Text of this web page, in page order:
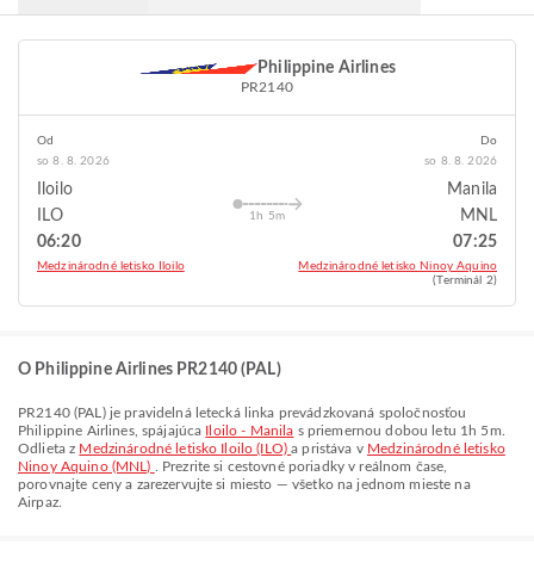
Philippine Airlines
PR2140
Od
so 8. 8. 2026
Iloilo
ILO
06:20
Medzinárodné letisko Iloilo
1h 5m
Do
so 8. 8. 2026
Manila
MNL
07:25
Medzinárodné letisko Ninoy Aquino
(Terminál 2)
O Philippine Airlines PR2140 (PAL)
PR2140(PAL ) je pravidelná letecká linka prevádzkovaná spoločnosťou
Philippine Airlines, spájajúca Iloilo - Manila s priemernou dobou letu 1h 5m
Odlieta z Medzinárodné letisko Iloilo (ILO)a pristáva v Medzinárodné letisko
Ninoy Aquino (MNL)
. Prezrite si cestovné poriadky v reálnom čase,
porovnajte ceny a zarezervujte si miesto — všetko na jednom mieste na
Airpaz.